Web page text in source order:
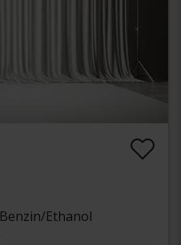
Benzin/Ethanol